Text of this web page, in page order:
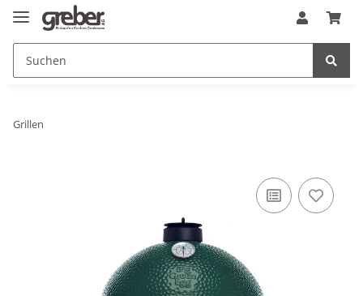
Grillen